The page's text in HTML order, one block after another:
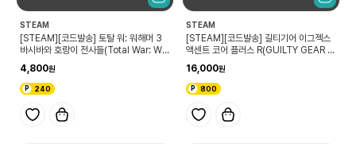
STEAM
[STEAM][코드발송] 토탈 워: 워해머 3
바시바와 호랑이 전사들(Total War: WA
er Pack)
4,800
240
STEAM
[STEAM][코드발송] 길티기어 이그젝스
액센트 코어 플러스 R(GUILTY GEAR X
16,000
800